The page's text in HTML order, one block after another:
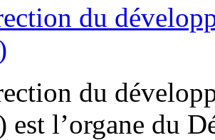
du
du
est l’organe du